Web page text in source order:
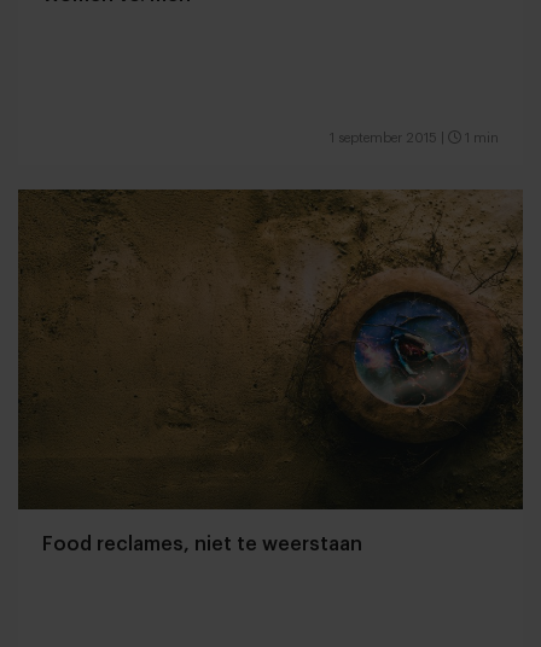
1 september 2015 1 min
Food reclames, niet te weerstaan